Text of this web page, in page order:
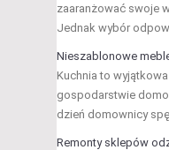
zaaranżować swoje
Jednak wybór
Nieszablonowe
Kuchnia to
gospodarstwie
dzień domownicy
Remonty sklepów